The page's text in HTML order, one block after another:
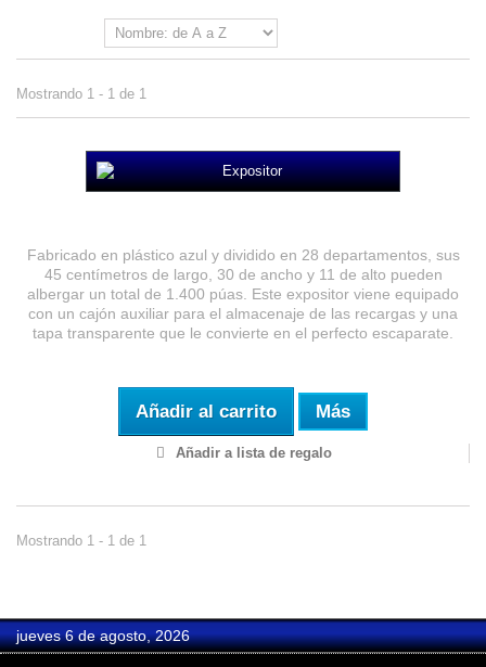
Mostrando 1 - 1 de 1
Fabricado en plástico azul y dividido en 28 departamentos, sus
45 centímetros de largo, 30 de ancho y 11 de alto pueden
albergar un total de 1.400 púas. Este expositor viene equipado
con un cajón auxiliar para el almacenaje de las recargas y una
tapa transparente que le convierte en el perfecto escaparate.
Añadir al carrito Más
Añadir a lista de regalo
Mostrando 1 - 1 de 1
jueves 6 de agosto, 2026